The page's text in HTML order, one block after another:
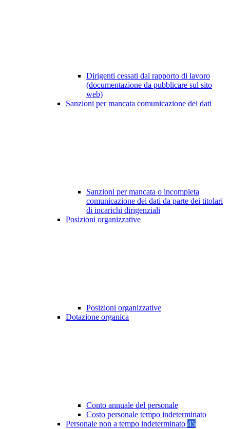
Dirigenti cessati dal rapporto di lavoro
(documentazione da pubblicare sul sito
web)
Sanzioni per mancata comunicazione dei dati
Sanzioni per mancata o incompleta
comunicazione dei dati da parte dei titolari
di incarichi dirigenziali
Posizioni organizzative
Posizioni organizzative
Dotazione organica
Conto annuale del personale
Costo personale tempo indeterminato
Personale non a tempo indeterminato 45